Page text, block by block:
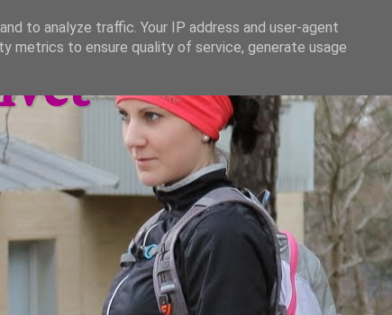
to analyze traffic. Your IP address and user-agent
metrics to ensure quality of service, generate usage